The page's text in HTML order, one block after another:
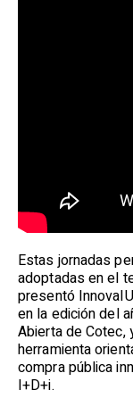
Estas jornadas
adoptadas en el
presentó
en la edición del
Abierta de Cotec,
herramienta
compra pública
I+D+i.